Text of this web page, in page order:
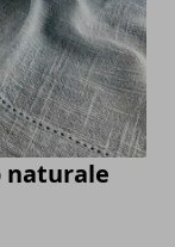
naturale